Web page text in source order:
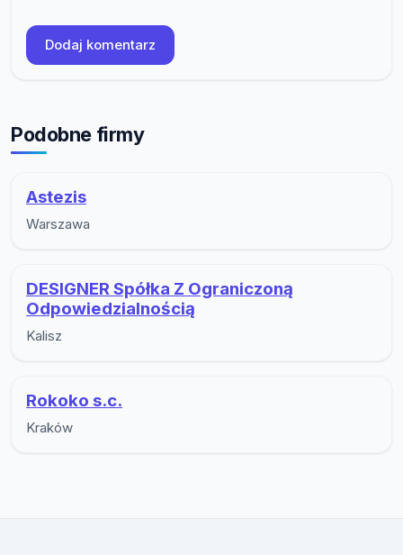
Dodaj komentarz
Podobne firmy
Astezis
Warszawa
DESIGNER Spółka Z Ograniczoną
Odpowiedzialnością
Kalisz
Rokoko s.c.
Kraków